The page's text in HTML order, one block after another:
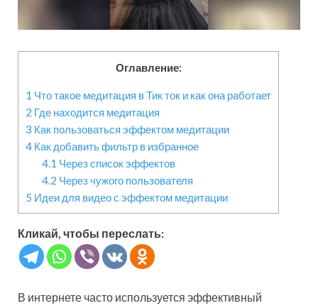
Оглавление:
1 Что такое медитация в Тик ток и как она работает
2 Где находится медитация
3 Как пользоваться эффектом медитации
4 Как добавить фильтр в избранное
4.1 Через список эффектов
4.2 Через чужого пользователя
5 Идеи для видео с эффектом медитации
Кликай, чтобы переслать:
В интернете часто используется эффективный